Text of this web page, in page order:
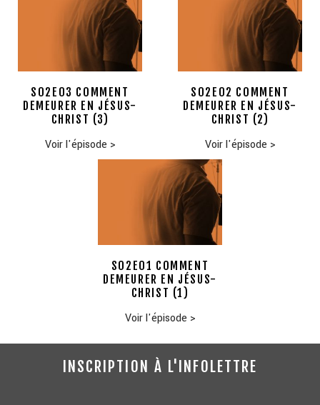
S02E03 COMMENT
DEMEURER EN JÉSUS-
CHRIST (3)
Voir l'épisode >
S02E02 COMMENT
DEMEURER EN JÉSUS-
CHRIST (2)
Voir l'épisode >
S02E01 COMMENT
DEMEURER EN JÉSUS-
CHRIST (1)
Voir l'épisode >
INSCRIPTION À L'INFOLETTRE